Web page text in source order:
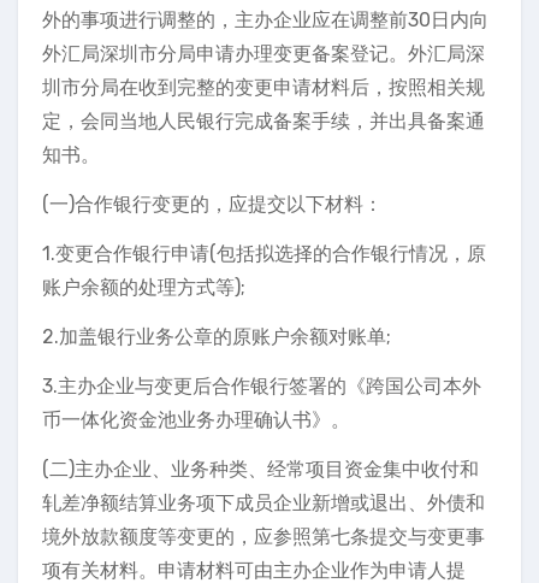
外的事项进行调整的，主办企业应在调整前30日内向
外汇局深圳市分局申请办理变更备案登记。外汇局深
圳市分局在收到完整的变更申请材料后，按照相关规
定，会同当地人民银行完成备案手续，并出具备案通
知书。
(一)合作银行变更的，应提交以下材料：
1.变更合作银行申请(包括拟选择的合作银行情况，原
账户余额的处理方式等);
2.加盖银行业务公章的原账户余额对账单;
3.主办企业与变更后合作银行签署的《跨国公司本外
币一体化资金池业务办理确认书》。
(二)主办企业、业务种类、经常项目资金集中收付和
轧差净额结算业务项下成员企业新增或退出、外债和
境外放款额度等变更的，应参照第七条提交与变更事
项有关材料。申请材料可由主办企业作为申请人提